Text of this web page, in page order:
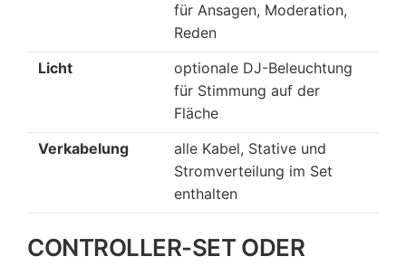
für Ansagen, Moderation,
Reden
Licht
optionale DJ-Beleuchtung
für Stimmung auf der
Fläche
Verkabelung
alle Kabel, Stative und
Stromverteilung im Set
enthalten
CONTROLLER-SET ODER